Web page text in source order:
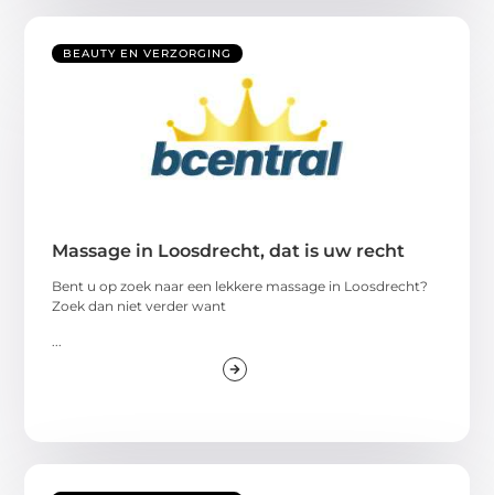
BEAUTY EN VERZORGING
Massage in Loosdrecht, dat is uw recht
Bent u op zoek naar een lekkere massage in Loosdrecht?
Zoek dan niet verder want
...